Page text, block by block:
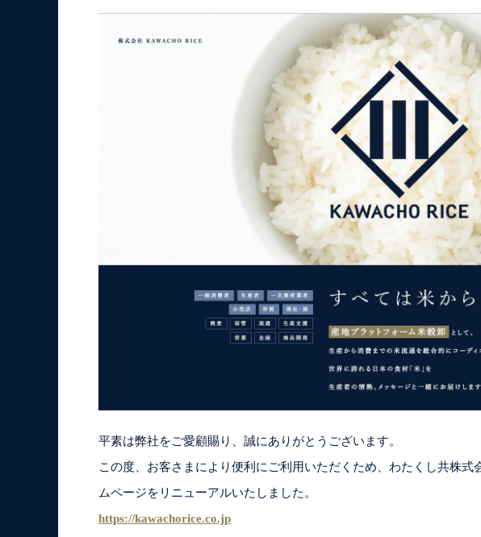
平素は弊社をご愛顧賜り、誠にありがとうございます。
この度、お客さまにより便利にご利用いただくため、わたくし共株式
ムページをリニューアルいたしました。
https://kawachorice.co.jp